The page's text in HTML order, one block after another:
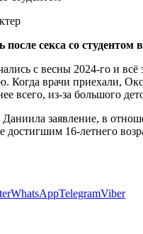
после секса со
с весны 2024-го и
Когда врачи приехали,
всего, из-за большого
заявление, в
достигшим 16-летнего
WhatsAppTelegramViber